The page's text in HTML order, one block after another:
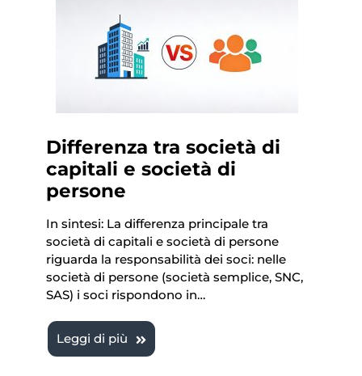
Differenza tra società di
capitali e società di
persone
In sintesi: La differenza principale tra
società di capitali e società di persone
riguarda la responsabilità dei soci: nelle
società di persone (società semplice, SNC,
SAS) i soci rispondono in…
Leggi di più